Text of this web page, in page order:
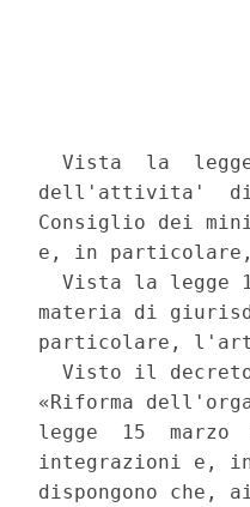
Vista  la
dell'attivita'  di
Consiglio dei
e, in
Vista la legge
materia di
particolare,
Visto il
«Riforma
legge  15
integrazioni e,
dispongono